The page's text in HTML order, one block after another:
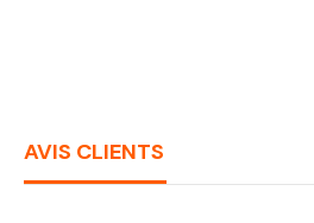
AVIS CLIENTS